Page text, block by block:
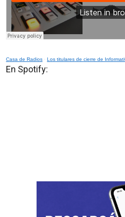
Casa de Radios · Los titulares de cierre de
En Spotify: